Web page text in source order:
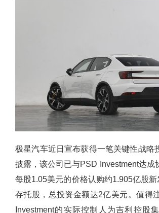
极星汽车近日宣布获得一笔关键性战略
披露，该公司已与PSD Investment达成
每股1.05美元的价格认购约1.905亿股新
存托股，总投资金额达2亿美元。值得
Investment的实际控制人为吉利控股